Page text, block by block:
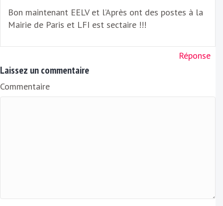
Bon maintenant EELV et l’Après ont des postes à la
Mairie de Paris et LFI est sectaire !!!
Réponse
Laissez un commentaire
Commentaire